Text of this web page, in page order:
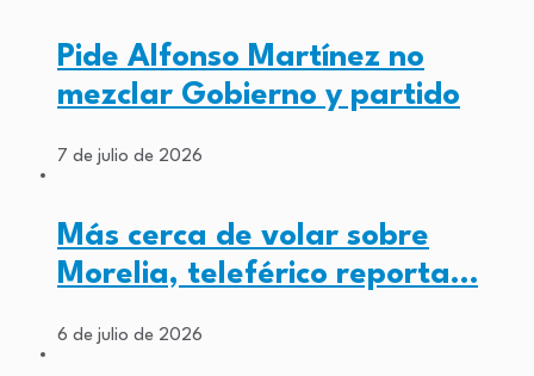
Pide Alfonso Martínez no
mezclar Gobierno y partido
7 de julio de 2026
Más cerca de volar sobre
Morelia, teleférico reporta…
6 de julio de 2026